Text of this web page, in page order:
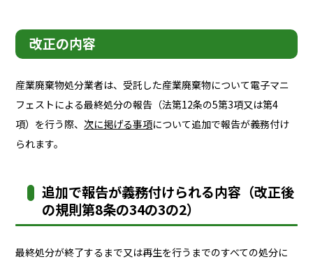
改正の内容
産業廃棄物処分業者は、受託した産業廃棄物について電子マニ
フェストによる最終処分の報告（法第12条の5第3項又は第4
項）を行う際、次に掲げる事項について追加で報告が義務付け
られます。
追加で報告が義務付けられる内容（改正後
の規則第8条の34の3の2）
最終処分が終了するまで又は再生を行うまでのすべての処分に